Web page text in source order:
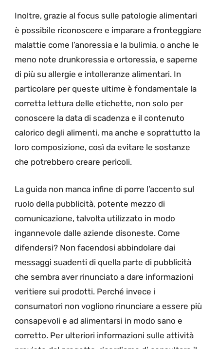
Inoltre, grazie al focus sulle patologie alimentari
è possibile riconoscere e imparare a fronteggiare
malattie come l’anoressia e la bulimia, o anche le
meno note drunkoressia e ortoressia, e saperne
di più su allergie e intolleranze alimentari. In
particolare per queste ultime è fondamentale la
corretta lettura delle etichette, non solo per
conoscere la data di scadenza e il contenuto
calorico degli alimenti, ma anche e soprattutto la
loro composizione, così da evitare le sostanze
che potrebbero creare pericoli.
La guida non manca infine di porre l’accento sul
ruolo della pubblicità, potente mezzo di
comunicazione, talvolta utilizzato in modo
ingannevole dalle aziende disoneste. Come
difendersi? Non facendosi abbindolare dai
messaggi suadenti di quella parte di pubblicità
che sembra aver rinunciato a dare informazioni
veritiere sui prodotti. Perché invece i
consumatori non vogliono rinunciare a essere più
consapevoli e ad alimentarsi in modo sano e
corretto. Per ulteriori informazioni sulle attività